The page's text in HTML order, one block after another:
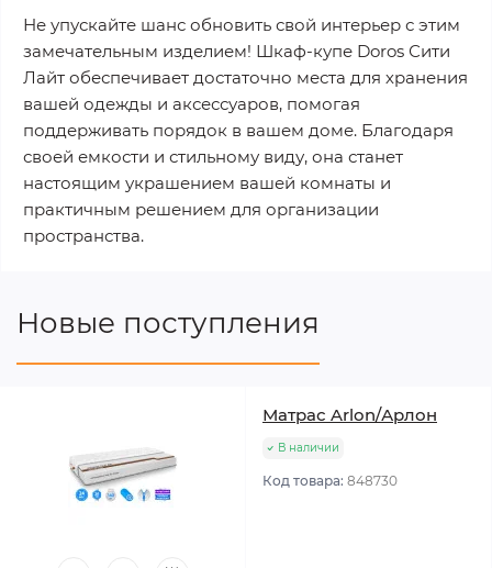
Не упускайте шанс обновить свой интерьер с этим
замечательным изделием! Шкаф-купе Doros Сити
Лайт обеспечивает достаточно места для хранения
вашей одежды и аксессуаров, помогая
поддерживать порядок в вашем доме. Благодаря
своей емкости и стильному виду, она станет
настоящим украшением вашей комнаты и
практичным решением для организации
пространства.
Новые поступления
Матрас Arlon/Арлон
В наличии
Код товара: 848730